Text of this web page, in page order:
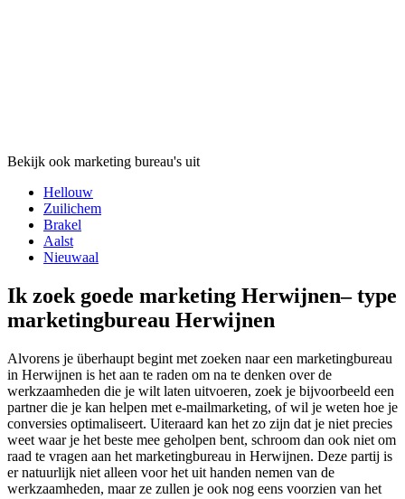
Bekijk ook marketing bureau's uit
Hellouw
Zuilichem
Brakel
Aalst
Nieuwaal
Ik zoek goede marketing Herwijnen– type
marketingbureau Herwijnen
Alvorens je überhaupt begint met zoeken naar een marketingbureau
in Herwijnen is het aan te raden om na te denken over de
werkzaamheden die je wilt laten uitvoeren, zoek je bijvoorbeeld een
partner die je kan helpen met e-mailmarketing, of wil je weten hoe je
conversies optimaliseert. Uiteraard kan het zo zijn dat je niet precies
weet waar je het beste mee geholpen bent, schroom dan ook niet om
raad te vragen aan het marketingbureau in Herwijnen. Deze partij is
er natuurlijk niet alleen voor het uit handen nemen van de
werkzaamheden, maar ze zullen je ook nog eens voorzien van het